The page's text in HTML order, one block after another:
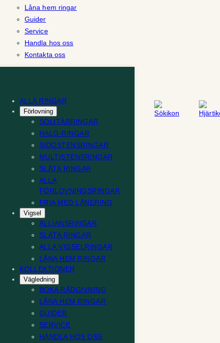
Låna hem ringar
Guider
Service
Handla hos oss
Kontakta oss
ALLA RINGAR
Förlovning
SOLITÄRRINGAR
HALO-RINGAR
SIDOSTENSRINGAR
MULTISTENSRINGAR
SLÄTA RINGAR
ALLA
FÖRLOVNINGSRINGAR
FRIA MED LÅNERING
Vigsel
ALLIANSRINGAR
SLÄTA RINGAR
ALLA VIGSELRINGAR
LÅNA HEM RINGAR
KOLLEKTIONER
Vägledning
BOKA RÅDGIVNING
LÅNA HEM RINGAR
GUIDER
SERVICE
HANDLA HOS OSS